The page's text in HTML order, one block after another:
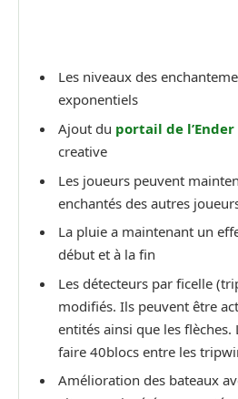
Les niveaux des
exponentiels
Ajout du portail de l’Ender
creative
Les joueurs peuvent
enchantés des autres
La pluie a maintenant un
début et à la fin
Les détecteurs par ficelle
modifiés. Ils peuvent être
entités ainsi que les flèches.
faire 40blocs entre les
Amélioration des bateaux